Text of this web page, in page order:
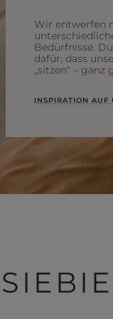
Wir entwerfen
Bedürfnisse.
dafür, dass
„sitzen" – ganz
INSPIRATION AUF